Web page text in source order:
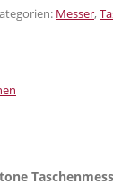
Messer,